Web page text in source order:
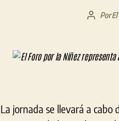
Autor
entrada
PorEl
La jornada se llevará a cabo